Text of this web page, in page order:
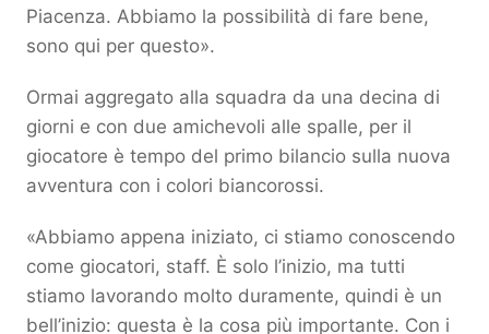
Piacenza. Abbiamo la possibilità di fare bene,
sono qui per questo».
Ormai aggregato alla squadra da una decina di
giorni e con due amichevoli alle spalle, per il
giocatore è tempo del primo bilancio sulla nuova
avventura con i colori biancorossi.
«Abbiamo appena iniziato, ci stiamo conoscendo
come giocatori, staff. È solo l’inizio, ma tutti
stiamo lavorando molto duramente, quindi è un
bell’inizio: questa è la cosa più importante. Con i